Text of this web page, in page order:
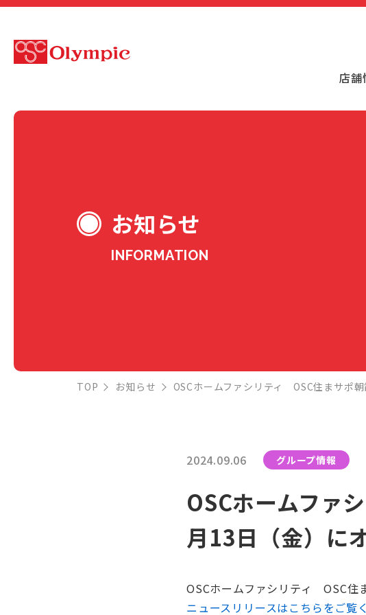
店舗
お知らせ
INFORMATION
TOP お知らせ OSCホームファシリティ OSC住まサポ
2024.09.06 グループ情報
OSCホームファ
月13日（金）に
OSCホームファシリティ OSC住
ニュースリリースはこちらをご覧